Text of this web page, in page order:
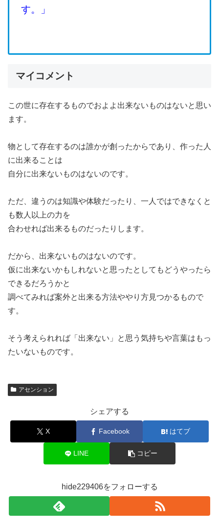
す。」
マイコメント
この世に存在するものでおよよ出来ないものはないと思い
ます。
物として存在するのは誰かが創ったからであり、作った人
に出来ることは
自分に出来ないものはないのです。
ただ、違うのは知識や体験だったり、一人ではできなくと
も数人以上の力を
合わせれば出来るものだったりします。
だから、出来ないものはないのです。
仮に出来ないかもしれないと思ったとしてもどうやったら
できるだろうかと
調べてみれば案外と出来る方法ややり方見つかるもので
す。
そう考えられれば「出来ない」と思う気持ちや言葉はもっ
たいないものです。
アセンション
シェアする
X Facebook はてブ
LINE コピー
hide229406をフォローする